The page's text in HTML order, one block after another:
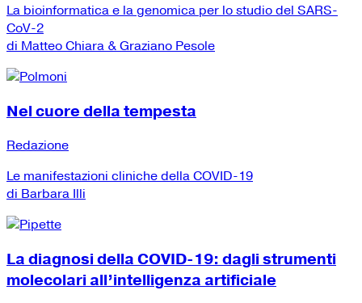
La bioinformatica e la genomica per lo studio del SARS-
CoV-2
di Matteo Chiara & Graziano Pesole
Nel cuore della tempesta
Redazione
Le manifestazioni cliniche della COVID-19
di Barbara Illi
La diagnosi della COVID-19: dagli strumenti
molecolari all’intelligenza artificiale